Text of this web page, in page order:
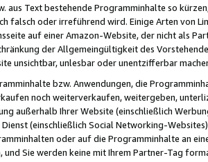
aus Text bestehende Programminhalte so
falsch oder irreführend wird. Einige Arten von
auf einer Amazon-Website, der nicht als
der Allgemeingültigkeit des
unsichtbar, unlesbar oder unentzifferbar
bzw. Anwendungen, die
noch weiterverkaufen, weitergeben,
außerhalb Ihrer Website (einschließlich
(einschließlich Social Networking-
oder auf die Programminhalte an
und Sie werden keine mit Ihrem Partner-Tag